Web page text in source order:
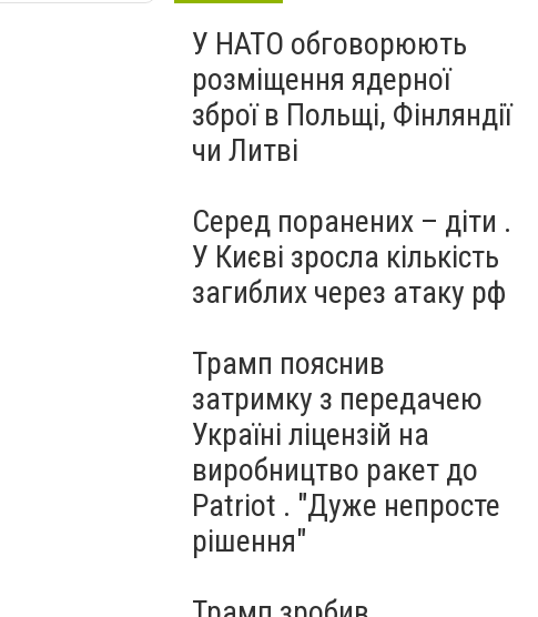
У НАТО обговорюють
розміщення ядерної
зброї в Польщі, Фінляндії
чи Литві
Серед поранених – діти .
У Києві зросла кількість
загиблих через атаку рф
Трамп пояснив
затримку з передачею
Україні ліцензій на
виробництво ракет до
Patriot . "Дуже непросте
рішення"